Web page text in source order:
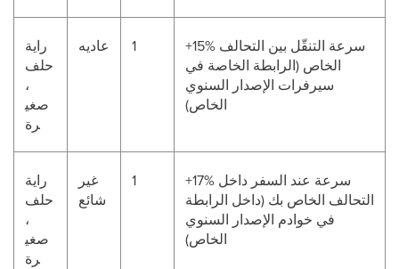
راية
حلف
،
صغي
رة
عاديه 1
+15% سرعة التنقّل بين التحالف
الخاص (الرابطة الخاصة في
سيرفرات الإصدار السنوي
الخاص)
راية
حلف
،
صغي
رة
غير
شائع
1
+17% سرعة عند السفر داخل
التحالف الخاص بك (داخل الرابطة
في خوادم الإصدار السنوي
الخاص)